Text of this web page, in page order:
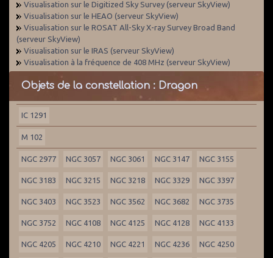
Visualisation sur le Digitized Sky Survey (serveur SkyView)
Visualisation sur le HEAO (serveur SkyView)
Visualisation sur le ROSAT All-Sky X-ray Survey Broad Band
(serveur SkyView)
Visualisation sur le IRAS (serveur SkyView)
Visualisation à la fréquence de 408 MHz (serveur SkyView)
Objets de la constellation : Dragon
IC 1291
M 102
NGC 2977 NGC 3057 NGC 3061 NGC 3147 NGC 3155
NGC 3183 NGC 3215 NGC 3218 NGC 3329 NGC 3397
NGC 3403 NGC 3523 NGC 3562 NGC 3682 NGC 3735
NGC 3752 NGC 4108 NGC 4125 NGC 4128 NGC 4133
NGC 4205 NGC 4210 NGC 4221 NGC 4236 NGC 4250